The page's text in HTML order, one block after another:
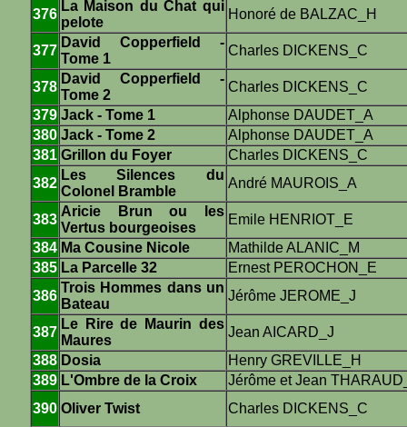
376
La Maison du Chat qui
pelote
Honoré de BALZAC_H
377
David Copperfield -
Tome 1
Charles DICKENS_C
378
David Copperfield -
Tome 2
Charles DICKENS_C
379 Jack - Tome 1
Alphonse DAUDET_A
380 Jack - Tome 2
Alphonse DAUDET_A
381 Grillon du Foyer
Charles DICKENS_C
382
Les Silences du
Colonel Bramble
André MAUROIS_A
383
Aricie Brun ou les
Vertus bourgeoises
Emile HENRIOT_E
384 Ma Cousine Nicole
Mathilde ALANIC_M
385 La Parcelle 32
Ernest PEROCHON_E
386
Trois Hommes dans un
Bateau
Jérôme JEROME_J
387
Le Rire de Maurin des
Maures
Jean AICARD_J
388 Dosia
Henry GREVILLE_H
389 L'Ombre de la Croix
Jérôme et Jean
390 Oliver Twist Charles DICKENS_C